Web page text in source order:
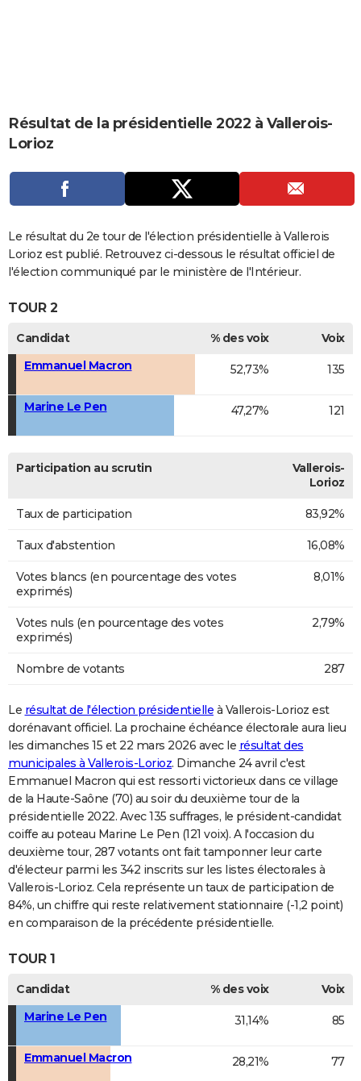
CARTE DE VOEUX
Carte de Noël
Carte Bonne année
Carte Saint-Valentin
Carte Pâques
Carte d'anniversaire
DICTIONNAIRE
Dictionnaire
Biographies
Expressions
Proverbes
PROGRAMME TV
S'inscrire
Se connecter
Lycées
Collèges
Primaires
Universités
Entreprises
Service militaire
Avis de recherche
AVIS DE DÉCÈS
Bricolage
Lifestyle
Culture
Sport
Auto
Television
Voyage
Cinema
Résultat de la présidentielle 2022 à Vallerois-
Lorioz
Le résultat du 2e tour de l'élection présidentielle à Vallerois
Lorioz est publié. Retrouvez ci-dessous le résultat officiel de
l'élection communiqué par le ministère de l'Intérieur.
TOUR 2
Candidat % des voix
Voix
Emmanuel Macron
52,73% 135
Marine Le Pen 47,27% 121
Participation au scrutin
Vallerois-
Lorioz
Taux de participation 83,92%
Taux d'abstention 16,08%
Votes blancs (en pourcentage des votes
exprimés)
8,01%
Votes nuls (en pourcentage des votes
exprimés)
2,79%
Nombre de votants 287
Le résultat de l'élection présidentielle à Vallerois-Lorioz est
dorénavant officiel. La prochaine échéance électorale aura lieu
les dimanches 15 et 22 mars 2026 avec le résultat des
municipales à Vallerois-Lorioz. Dimanche 24 avril c'est
Emmanuel Macron qui est ressorti victorieux dans ce village
de la Haute-Saône (70) au soir du deuxième tour de la
présidentielle 2022. Avec 135 suffrages, le président-candidat
coiffe au poteau Marine Le Pen (121 voix). A l'occasion du
deuxième tour, 287 votants ont fait tamponner leur carte
d'électeur parmi les 342 inscrits sur les listes électorales à
Vallerois-Lorioz. Cela représente un taux de participation de
84%, un chiffre qui reste relativement stationnaire (-1,2 point)
en comparaison de la précédente présidentielle.
TOUR 1
Candidat % des voix
Voix
Marine Le Pen
31,14% 85
Emmanuel Macron 28,21% 77